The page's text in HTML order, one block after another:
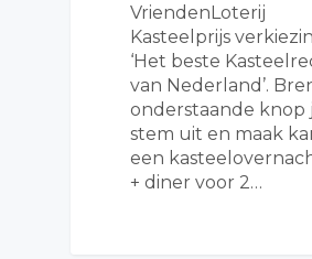
VriendenLoterij
Kasteelprijs
‘Het beste
van Nederland’.
onderstaande knop
stem uit en maak
een
+ diner voor 2…